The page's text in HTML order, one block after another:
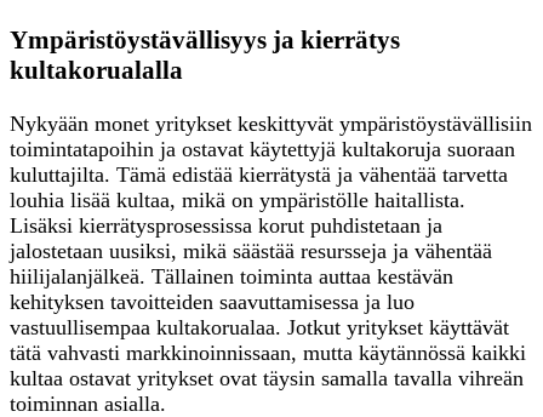
Ympäristöystävällisyys ja kierrätys
kultakorualalla
Nykyään monet yritykset keskittyvät ympäristöystävällisiin
toimintatapoihin ja ostavat käytettyjä kultakoruja suoraan
kuluttajilta. Tämä edistää kierrätystä ja vähentää tarvetta
louhia lisää kultaa, mikä on ympäristölle haitallista.
Lisäksi kierrätysprosessissa korut puhdistetaan ja
jalostetaan uusiksi, mikä säästää resursseja ja vähentää
hiilijalanjälkeä. Tällainen toiminta auttaa kestävän
kehityksen tavoitteiden saavuttamisessa ja luo
vastuullisempaa kultakorualaa. Jotkut yritykset käyttävät
tätä vahvasti markkinoinnissaan, mutta käytännössä kaikki
kultaa ostavat yritykset ovat täysin samalla tavalla vihreän
toiminnan asialla.